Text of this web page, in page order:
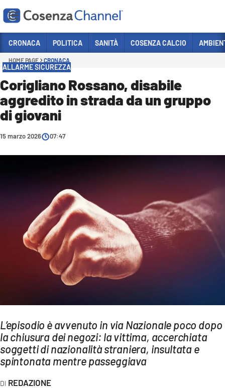
Sezioni
CRONACA
POLITICA
COSENZA CALCIO
ECONOMIA E LAVORO
CULTURA
AMBIENTE
Streaming
LAC ONAIR
LaC
Network
LACPLAY.IT
LACTV.IT
CRONACA POLITICA SANITÀ COSENZA CALCIO
HOME PAGE CRONACA
ALLARME SICUREZZA
Corigliano Rossano, disabile
aggredito in strada da un gruppo
di giovani
15 marzo 2026 07:47
L’episodio è avvenuto in via Nazionale poco dopo
la chiusura dei negozi: la vittima, accerchiata
soggetti di nazionalità straniera, insultata e
spintonata mentre passeggiava
REDAZIONE